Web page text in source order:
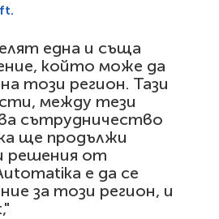
една и съща
който може да
този регион. Тази
между тези
сътрудничество
ще продължи
решения от
е да се
за този регион, и